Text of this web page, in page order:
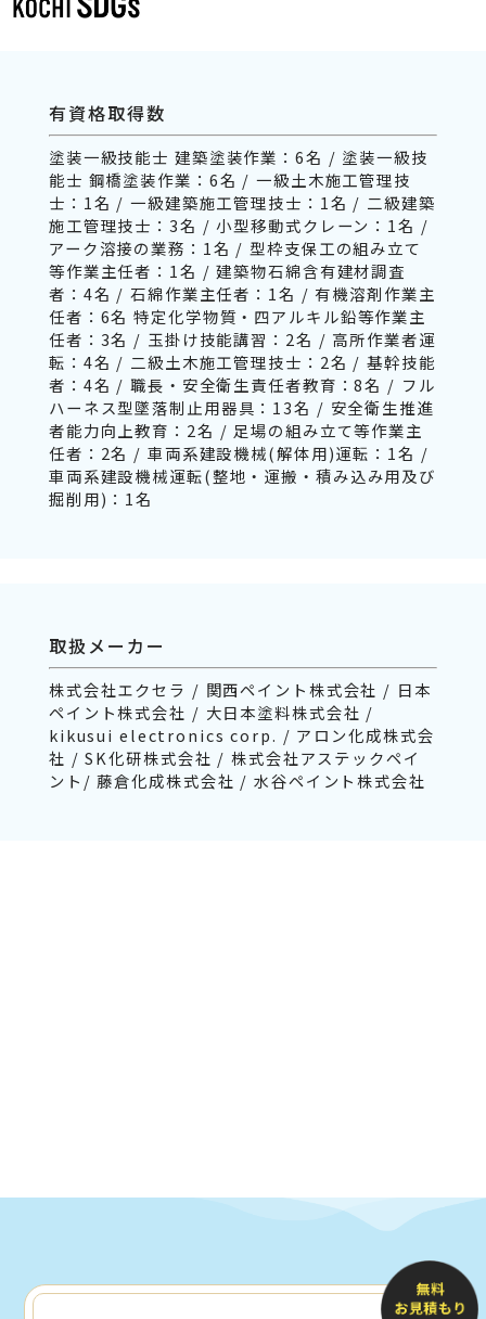
有資格取得数
塗装一級技能士 建築塗装作業：6名 / 塗装一級技
能士 鋼橋塗装作業：6名 / 一級土木施工管理技
士：1名 / 一級建築施工管理技士：1名 / 二級建築
施工管理技士：3名 / 小型移動式クレーン：1名 /
アーク溶接の業務：1名 / 型枠支保工の組み立て
等作業主任者：1名 / 建築物石綿含有建材調査
者：4名 / 石綿作業主任者：1名 / 有機溶剤作業主
任者：6名 特定化学物質・四アルキル鉛等作業主
任者：3名 / 玉掛け技能講習：2名 / 高所作業者運
転：4名 / 二級土木施工管理技士：2名 / 基幹技能
者：4名 / 職長・安全衛生責任者教育：8名 / フル
ハーネス型墜落制止用器具：13名 / 安全衛生推進
者能力向上教育：2名 / 足場の組み立て等作業主
任者：2名 / 車両系建設機械(解体用)運転：1名 /
車両系建設機械運転(整地・運搬・積み込み用及び
掘削用)：1名
取扱メーカー
株式会社エクセラ / 関西ペイント株式会社 / 日本
ペイント株式会社 / 大日本塗料株式会社 /
kikusui electronics corp. / アロン化成株式会
社 / SK化研株式会社 / 株式会社アステックペイ
ント/ 藤倉化成株式会社 / 水谷ペイント株式会社